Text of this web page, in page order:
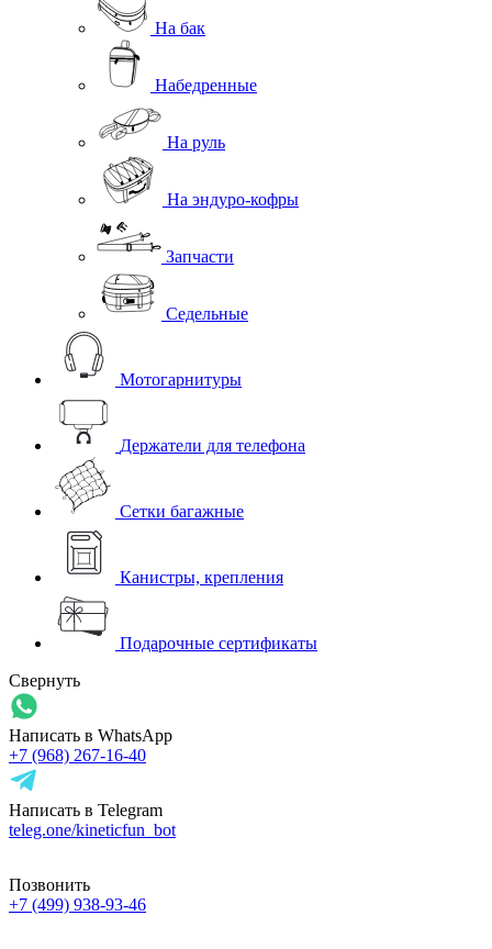
На бак
Набедренные
На руль
На эндуро-кофры
Запчасти
Седельные
Мотогарнитуры
Держатели для телефона
Сетки багажные
Канистры, крепления
Подарочные сертификаты
Свернуть
Написать в WhatsApp
+7 (968) 267-16-40
Написать в Telegram
teleg.one/kineticfun_bot
Позвонить
+7 (499) 938-93-46